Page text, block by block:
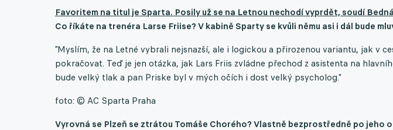
Favoritem na titul je Sparta. Posily už se na Letnou nechodí vyprdět, soudí
Co říkáte na trenéra Larse Friise? V kabině Sparty se kvůli němu asi i dál bude
"Myslím, že na Letné vybrali nejsnazší, ale i logickou a přirozenou variantu, jak v
pokračovat. Teď je jen otázka, jak Lars Friis zvládne přechod z‬ asistenta na
bude velký tlak a‬‭ pan Priske byl v mých očích i dost velký psycholog."
foto: © AC Sparta Praha
Vyrovná se Plzeň se ztrátou Tomáše Chorého? Vlastně bezprostředně po jeho